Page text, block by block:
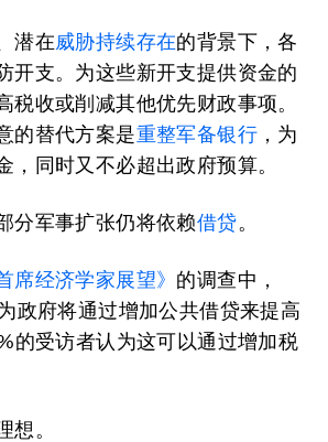
潜在威胁持续存在的背景下，各
开支。为这些新开支提供资金的
税收或削减其他优先财政事项。
的替代方案是重整军备银行 ，为
，同时又不必超出政府预算。
分军事扩张仍将依赖借贷。
席经济学家展望》 的调查中，
政府将通过增加公共借贷来提高
的受访者认为这可以通过增加税
想。